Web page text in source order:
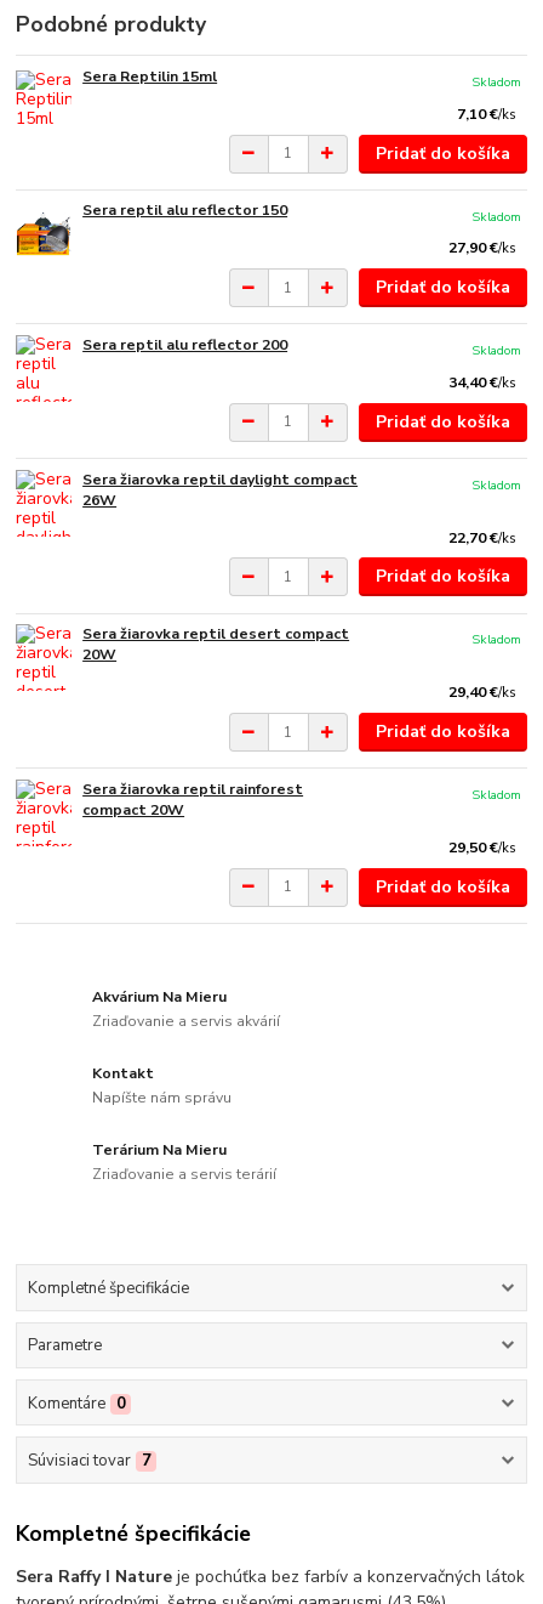
Podobné produkty
Sera Reptilin 15ml
7,10 €/ks
Skladom
Pridať do košíka
Sera reptil alu reflector 150
27,90 €/ks
Skladom
Pridať do košíka
Sera reptil alu reflector 200
34,40 €/ks
Skladom
Pridať do košíka
Sera žiarovka reptil daylight compact
26W
22,70 €/ks
Skladom
Pridať do košíka
Sera žiarovka reptil desert compact
20W
29,40 €/ks
Skladom
Pridať do košíka
Sera žiarovka reptil rainforest
compact 20W
29,50 €/ks
Skladom
Pridať do košíka
Akvárium Na Mieru
Zriaďovanie a servis akvárií
Kontakt
Napíšte nám správu
Terárium Na Mieru
Zriaďovanie a servis terárií
Kompletné špecifikácie
Parametre
Komentáre 0
Súvisiaci tovar 7
Kompletné špecifikácie
Sera Raffy I Nature je pochúťka bez farbív a konzervačných látok